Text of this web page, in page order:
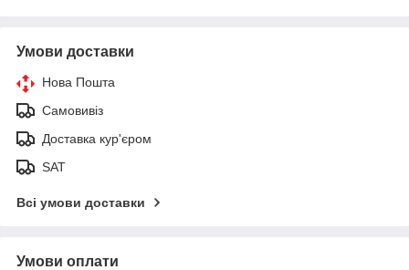
Умови доставки
Нова Пошта
Самовивіз
Доставка кур'єром
SAT
Всі умови доставки
Умови оплати